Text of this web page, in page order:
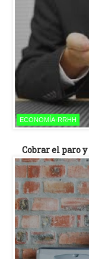
ECONOMÍA-RRHH
Cobrar el paro